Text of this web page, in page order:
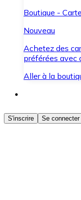
Boutique -
Nouveau
Achetez des
préférées avec
Aller à la
Acheter des
Achetez les
Convertissez
S'inscrire Se connecter